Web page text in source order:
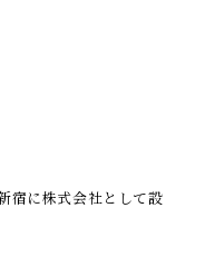
宿に株式会社として設